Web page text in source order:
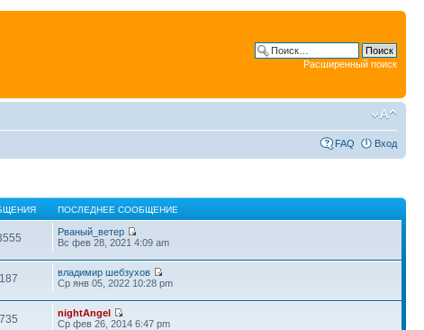
Расширенный поиск
FAQ Вход
ПОСЛЕДНЕЕ СООБЩЕНИЕ
Рваный_ветер
Вс фев 28, 2021 4:09 am
владимир шебзухов
Ср янв 05, 2022 10:28 pm
nightAngel
Ср фев 26, 2014 6:47 pm